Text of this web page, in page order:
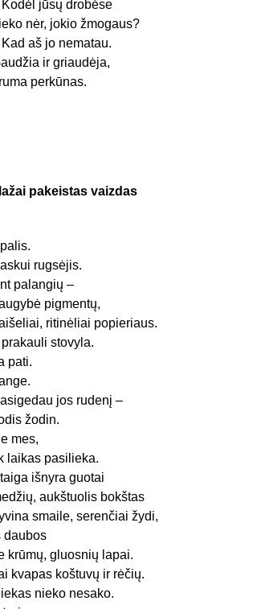
jūsų drobėse
nėr, jokio žmogaus?
aš jo nematau.
ir griaudėja,
perkūnas.
pakeistas vaizdas
rugsėjis.
palangių –
pigmentų,
ritinėliai popieriaus.
prakauli stovyla.
pati.
jos rudenį –
žodin.
mes,
laikas pasilieka.
išnyra guotai
aukštuolis bokštas
smaile, serenčiai žydi,
daubos
krūmų, gluosnių lapai.
kvapas koštuvų ir rėčių.
nieko nesako.